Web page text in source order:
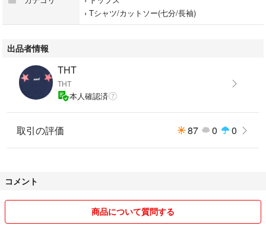
› Tシャツ/カットソー(七分/長袖)
出品者情報
THT
THT
本人確認済
取引の評価 87 0 0
コメント
商品について質問する